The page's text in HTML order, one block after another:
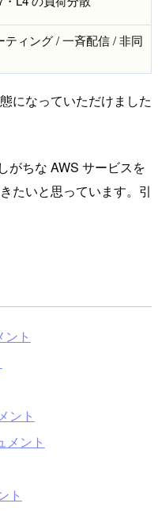
ティング / 一斉配信 / 非同
になっていただけました
がちな AWS サービスを
たいと思っています。引
ト
ント
メント
ト